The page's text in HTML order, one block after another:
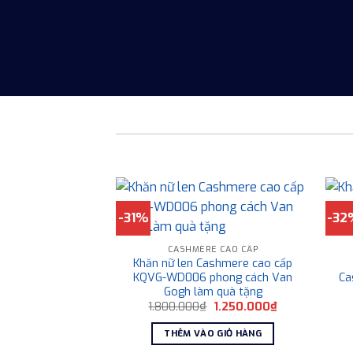
-31%
CASHMERE CAO CẤP
Khăn nữ len Cashmere cao cấp
KQVG-WD006 phong cách Van
Gogh làm quà tặng
1.800.000₫ Giá
là:
1.800.000₫.
1.250.000₫Giá
THÊM VÀO GIỎ HÀNG
-